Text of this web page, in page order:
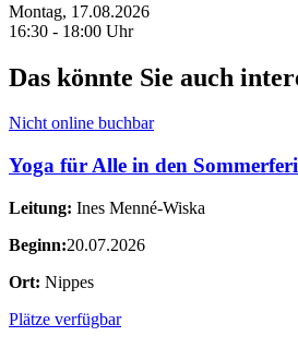
Montag, 17.08.2026
16:30 - 18:00 Uhr
Das könnte Sie auch
Nicht online buchbar
Yoga für Alle in den
Leitung: Ines Menné-Wiska
Beginn:20.07.2026
Ort: Nippes
Plätze verfügbar